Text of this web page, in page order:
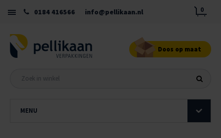
0184 416566 info@pellikaan.nl 0
Doos op maat
MENU